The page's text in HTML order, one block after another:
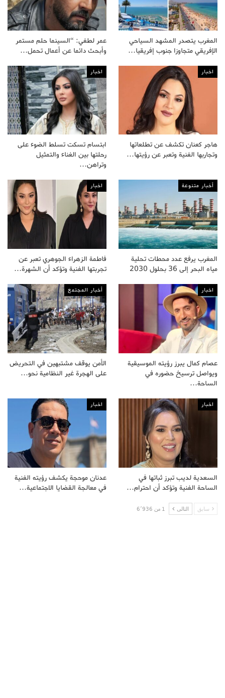
المغرب يتصدر المشهد السياحي
الإفريقي متجاوزا جنوب إفريقيا…
عمر لطفي: “السينما حلم مستمر
وأبحث دائما عن أعمال تحمل…
اخبار
هاجر كعنان تكشف عن تطلعاتها
وتجاربها الفنية وتعبر عن رؤيتها…
اخبار
ابتسام تسكت تسلط الضوء على
رحلتها بين الغناء والتمثيل
وتراهن…
أخبار متنوعة
المغرب يرفع عدد محطات تحلية
مياه البحر إلى 36 بحلول 2030
اخبار
فاطمة الزهراء الجوهري تعبر عن
تجربتها الفنية وتؤكد أن الشهرة…
اخبار
عصام كمال يبرز رؤيته الموسيقية
ويواصل ترسيخ حضوره في
الساحة…
أخبار المجتمع
الأمن يوقف مشتبهين في التحريض
على الهجرة غير النظامية نحو…
اخبار
السعدية لديب تبرز ثباتها في
الساحة الفنية وتؤكد أن احترام…
اخبار
عدنان موحجة يكشف رؤيته الفنية
في معالجة القضايا الاجتماعية…
سابق التالى 1 من 6٬936